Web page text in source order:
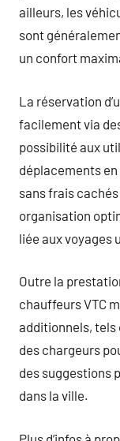
ailleurs, les
sont
un confort
La réservation
facilement via
possibilité aux
déplacements
sans frais
organisation
liée aux voyages
Outre la
chauffeurs VTC
additionnels, tels
des chargeurs
des suggestions
dans la ville.